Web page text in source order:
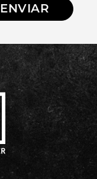
ENVIAR